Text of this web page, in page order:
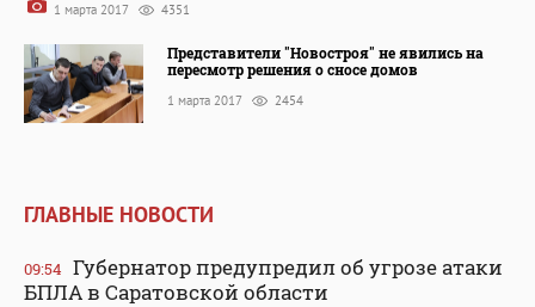
1 марта 2017 4351
Представители "Новостроя" не явились на
пересмотр решения о сносе домов
1 марта 2017 2454
ГЛАВНЫЕ НОВОСТИ
09:54 Губернатор предупредил об угрозе атаки
БПЛА в Саратовской области